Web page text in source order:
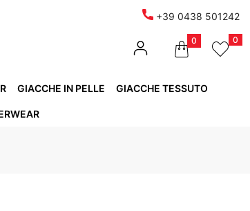
+39 0438 501242
0 0
GIACCHE IN PELLE GIACCHE TESSUTO